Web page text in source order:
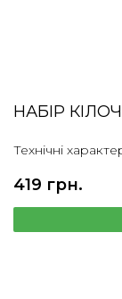
НАБІР
Технічні
419 грн.